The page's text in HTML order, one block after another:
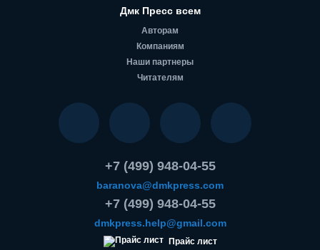
Дмк Пресс всем
Авторам
Компаниям
Наши партнеры
Читателям
+7 (499) 948-04-55
baranova@dmkpress.com
+7 (499) 948-04-55
dmkpress.help@gmail.com
Прайс лист